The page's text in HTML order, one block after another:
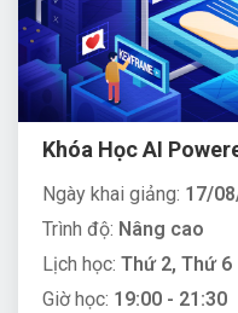
Khóa Học AI
Ngày khai giảng: 17/
Trình độ: Nâng cao
Lịch học: Thứ 2, Thứ 6
Giờ học: 19:00 - 21:30